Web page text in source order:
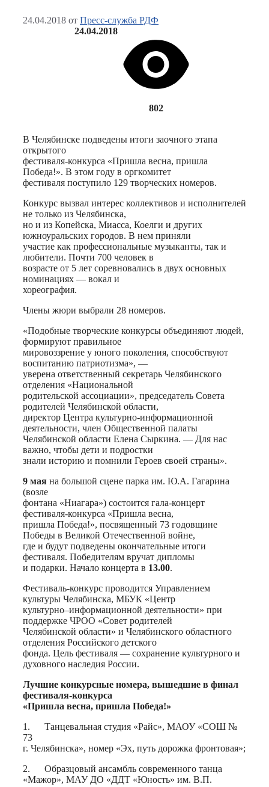
24.04.2018 от Пресс-служба РДФ
24.04.2018
802
В Челябинске подведены итоги заочного этапа
открытого
фестиваля-конкурса «Пришла весна, пришла
Победа!». В этом году в оргкомитет
фестиваля поступило 129 творческих номеров.
Конкурс вызвал интерес коллективов и исполнителей
не только из Челябинска,
но и из Копейска, Миасса, Коелги и других
южноуральских городов. В нем приняли
участие как профессиональные музыканты, так и
любители. Почти 700 человек в
возрасте от 5 лет соревновались в двух основных
номинациях — вокал и
хореография.
Члены жюри выбрали 28 номеров.
«Подобные творческие конкурсы объединяют людей,
формируют правильное
мировоззрение у юного поколения, способствуют
воспитанию патриотизма», —
уверена ответственный секретарь Челябинского
отделения «Национальной
родительской ассоциации», председатель Совета
родителей Челябинской области,
директор Центра культурно-информационной
деятельности, член Общественной палаты
Челябинской области Елена Сыркина. — Для нас
важно, чтобы дети и подростки
знали историю и помнили Героев своей страны».
9 мая на большой сцене парка им. Ю.А. Гагарина
(возле
фонтана «Ниагара») состоится гала-концерт
фестиваля-конкурса «Пришла весна,
пришла Победа!», посвященный 73 годовщине
Победы в Великой Отечественной войне,
где и будут подведены окончательные итоги
фестиваля. Победителям вручат дипломы
и подарки. Начало концерта в 13.00.
Фестиваль-конкурс проводится Управлением
культуры Челябинска, МБУК «Центр
культурно–информационной деятельности» при
поддержке ЧРОО «Совет родителей
Челябинской области» и Челябинского областного
отделения Российского детского
фонда. Цель фестиваля — сохранение культурного и
духовного наследия России.
Лучшие конкурсные номера, вышедшие в финал
фестиваля-конкурса
«Пришла весна, пришла Победа!»
1. Танцевальная студия «Райс», МАОУ «СОШ №
73
г. Челябинска», номер «Эх, путь дорожка фронтовая»;
2. Образцовый ансамбль современного танца
«Мажор», МАУ ДО «ДДТ «Юность» им. В.П.